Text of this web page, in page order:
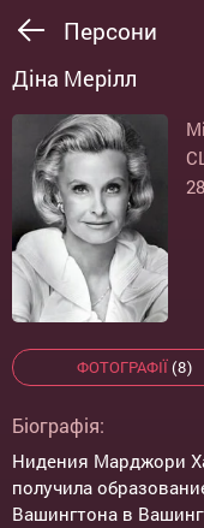
Персони
Діна Мерілл
ФОТОГРАФІЇ(8)
Біографія:
Нидения Марджори
получила
Вашингтона в